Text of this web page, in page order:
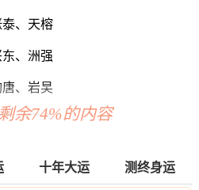
、天榕
、洲强
、岩旲
若、满点
、飞仁
余74%的内容
十年大运 测终身运